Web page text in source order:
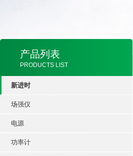
产品列表
PRODUCTS LIST
新进时
场强仪
电源
功率计